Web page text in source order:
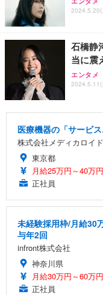
石橋静
当に震
エンタメ
医療機器の「サービス
株式会社メディカロイド
東京都
月給25万円～40万円
正社員
未経験採用枠/月給30
与年2回
infront株式会社
神奈川県
月給30万円～60万円
正社員